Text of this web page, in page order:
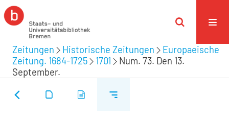
Zeitungen Historische Zeitungen
Europaeische
Zeitung. 1684-1725
1701
Num. 73. Den 13.
September.